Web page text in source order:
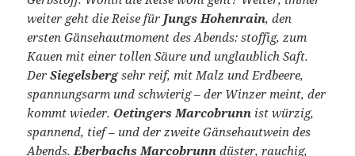
weiter geht die Reise für Jungs Hohenrain, den
ersten Gänsehautmoment des Abends: stoffig, zum
Kauen mit einer tollen Säure und unglaublich Saft.
DerSiegelsbergsehr reif, mit Malz und Erdbeere,
spannungsarm und schwierig – der Winzer meint, der
kommt wieder. Oetingers Marcobrunn ist würzig,
spannend, tief – und der zweite Gänsehautwein des
Abends. Eberbachs Marcobrunn düster, rauchig,